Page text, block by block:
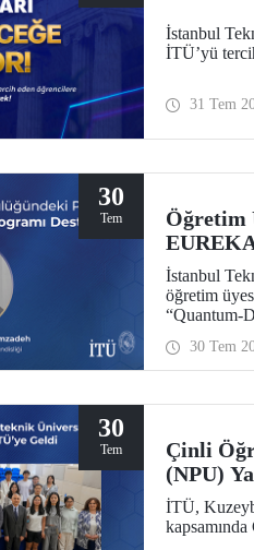
İstanbul
İTÜ’yü
31 Tem
30
Tem
Öğretim
İstanbul
öğretim
“Quantum-
kapsamında
30 Tem
30
Tem
Çinli
(NPU)
İTÜ,